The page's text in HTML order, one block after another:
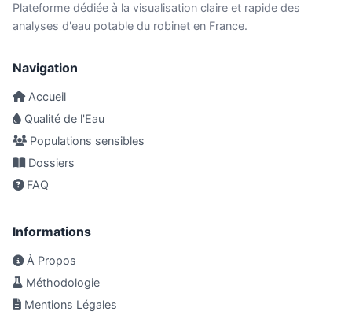
Plateforme dédiée à la visualisation claire et rapide des
analyses d'eau potable du robinet en France.
Navigation
Accueil
Qualité de l'Eau
Populations sensibles
Dossiers
FAQ
Informations
À Propos
Méthodologie
Mentions Légales